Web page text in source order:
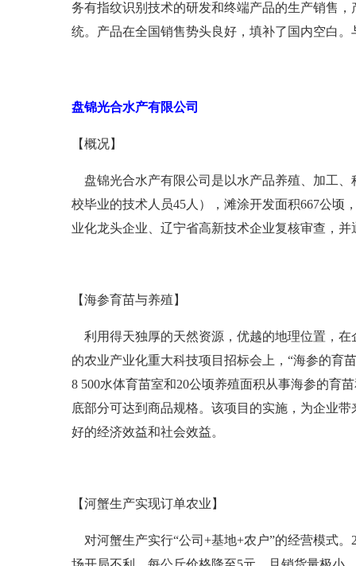
务有指纹识别技术的研发和终端产品的生产销售
统。产品在全国销售势头良好，填补了国内空白
盘锦光合水产有限公司
【概况】
盘锦光合水产有限公司是以水产品养殖、加工、
校毕业的技术人员45人），滩涂开发面积667公顷
业化龙头企业、辽宁省高新技术企业复核审查，
【海参育苗与养殖】
利用得天独厚的天然资源，优越的地理位置，在
的农业产业化重大科技项目招标会上，“海参的育
8 500水体育苗室和20公顷养殖面积从事海参的育
底部分可达到商品规格。该项目的实施，为企业
好的经济效益和社会效益。
【河蟹生产实现订单农业】
对河蟹生产实行“公司+基地+农户”的经营模式。